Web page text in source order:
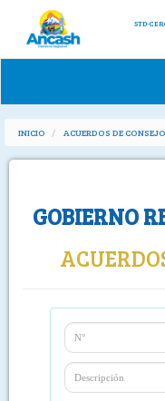
STD-
INICIO ACUERDOS DE CONSEJO
GOBIERNO